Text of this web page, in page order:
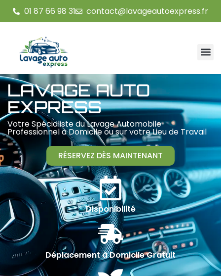
01 87 66 98 31 contact@lavageautoexpress.fr
LAVAGE AUTO
EXPRESS
Votre Spécialiste du Lavage Automobile
Professionnel à Domicile ou sur votre Lieu de Travail
RÉSERVEZ DÈS MAINTENANT
Disponibilité
Déplacement à Domicile Gratuit